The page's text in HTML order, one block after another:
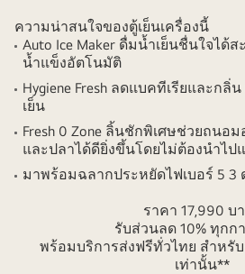
ความน่าสนใจของตู้เย็นเครื่องนี้
Auto Ice Maker ดื่มน้ำเย็นชื่นใจได้
น้ำแข็งอัตโนมัติ
Hygiene Fresh ลดแบคทีเรียและก
เย็น
Fresh 0 Zone ลิ้นชักพิเศษช่วยถนอ
และปลาได้ดียิ่งขึ้นโดยไม่ต้องนำไป
มาพร้อมฉลากประหยัดไฟเบอร์ 5 3
ราคา 17,990 บ
รับส่วนลด 10% ทุกก
พร้อมบริการส่งฟรีทั่วไทย สำหรับ
เท่านั้น**